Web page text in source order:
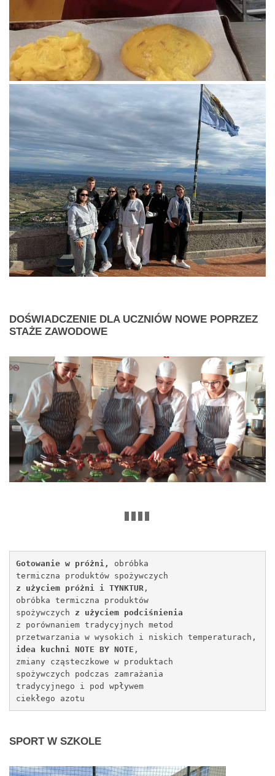
DOŚWIADCZENIE DLA UCZNIÓW NOWE POPRZEZ
STAŻE ZAWODOWE
Gotowanie w próżni, obróbka
termiczna produktów spożywczych
z użyciem próżni i TYNKTUR ,
obróbka termiczna produktów
spożywczych z użyciem podciśnienia
z porównaniem tradycyjnych metod
przetwarzania w wysokich i niskich temperaturach,
idea kuchni NOTE BY NOTE ,
zmiany cząsteczkowe w produktach
spożywczych podczas zamrażania
tradycyjnego i pod wpływem
ciekłego azotu
SPORTW SZKOLE